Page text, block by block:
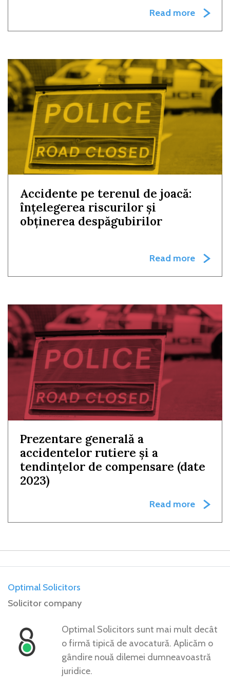
Read more
Accidente pe terenul de joacă:
înțelegerea riscurilor și
obținerea despăgubirilor
Read more
Prezentare generală a
accidentelor rutiere și a
tendințelor de compensare (date
2023)
Read more
Optimal Solicitors
Solicitor company
Optimal Solicitors sunt mai mult decât
o firmă tipică de avocatură. Aplicăm o
gândire nouă dilemei dumneavoastră
juridice.